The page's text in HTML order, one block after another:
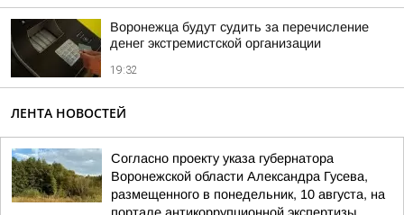
Воронежца будут судить за перечисление
денег экстремистской организации
19:32
ЛЕНТА НОВОСТЕЙ
Согласно проекту указа губернатора
Воронежской области Александра Гусева,
размещенного в понедельник, 10 августа, на